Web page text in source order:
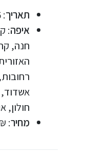
תאריך: 09/08/2026 - 10/11/2026
איפה:
חנה,
אשדוד,
חולון,
מחיר: 85-129₪,